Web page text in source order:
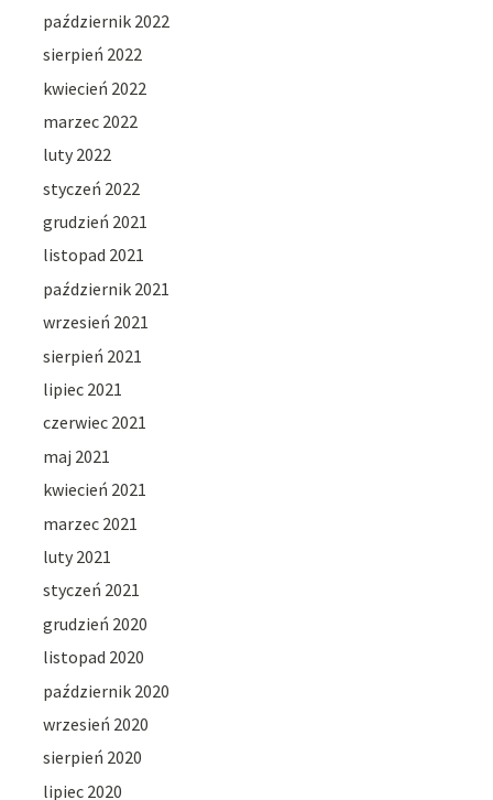
październik 2022
sierpień 2022
kwiecień 2022
marzec 2022
luty 2022
styczeń 2022
grudzień 2021
listopad 2021
październik 2021
wrzesień 2021
sierpień 2021
lipiec 2021
czerwiec 2021
maj 2021
kwiecień 2021
marzec 2021
luty 2021
styczeń 2021
grudzień 2020
listopad 2020
październik 2020
wrzesień 2020
sierpień 2020
lipiec 2020